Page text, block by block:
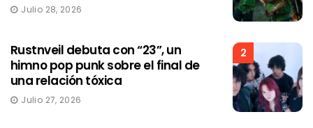
Julio 28, 2026
2
Rustnveil debuta con “23”, un
himno pop punk sobre el final de
una relación tóxica
Julio 27, 2026